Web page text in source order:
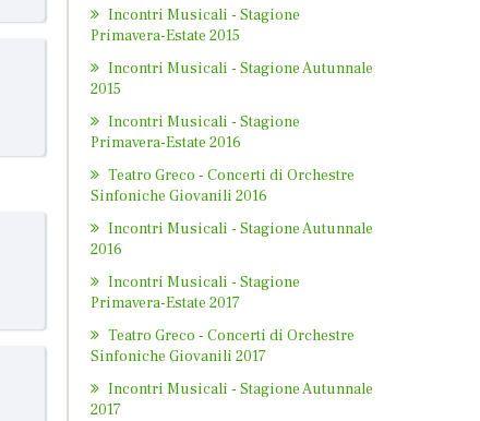
Incontri Musicali - Stagione
Primavera-Estate 2015
Incontri Musicali - Stagione Autunnale
2015
Incontri Musicali - Stagione
Primavera-Estate 2016
Teatro Greco - Concerti di Orchestre
Sinfoniche Giovanili 2016
Incontri Musicali - Stagione Autunnale
2016
Incontri Musicali - Stagione
Primavera-Estate 2017
Teatro Greco - Concerti di Orchestre
Sinfoniche Giovanili 2017
Incontri Musicali - Stagione Autunnale
2017